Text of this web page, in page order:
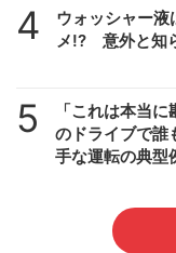
4
ウォッシャー
メ!? 意外と知
5
「これは本当
のドライブで誰
手な運転の典型